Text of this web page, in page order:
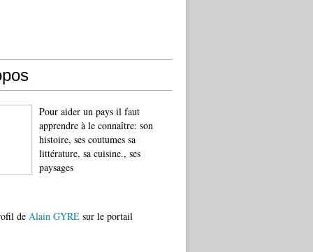
Pour aider un pays il faut
apprendre à le connaître: son
histoire, ses coutumes sa
littérature, sa cuisine., ses
paysages
de Alain GYRE sur le portail